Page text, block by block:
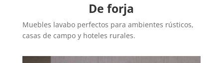
De forja
Muebles lavabo perfectos para ambientes rústicos,
casas de campo y hoteles rurales.